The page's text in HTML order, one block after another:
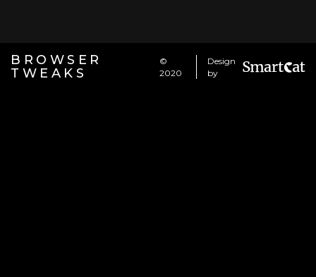
BROWSER
TWEAKS
©
2020
Design
by